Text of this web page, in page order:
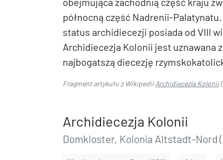
północną część Nadrenii-
status archidiecezji posiada od VIII
Archidiecezja Kolonii jest uznawana
najbogatszą diecezję
Fragment artykułu z WikipediiArchidiecezja Kolonii
Archidiecezja Kolonii
Domkloster, Kolonia Altstadt-Nord